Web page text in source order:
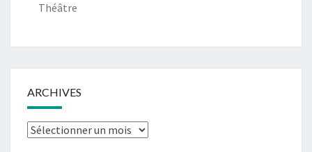
Théâtre
ARCHIVES
Archives